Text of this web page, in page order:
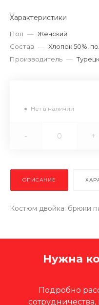
Характеристики
Пол — Женский
Состав — Хлопок 50%,
Производитель —
Нет в наличии
- +
ОПИСАНИЕ
Костюм двойка: брюки
Нужна
Подробно